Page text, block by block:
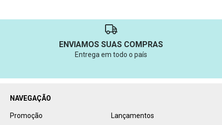
ENVIAMOS SUAS COMPRAS
Entrega em todo o país
NAVEGAÇÃO
Promoção Lançamentos